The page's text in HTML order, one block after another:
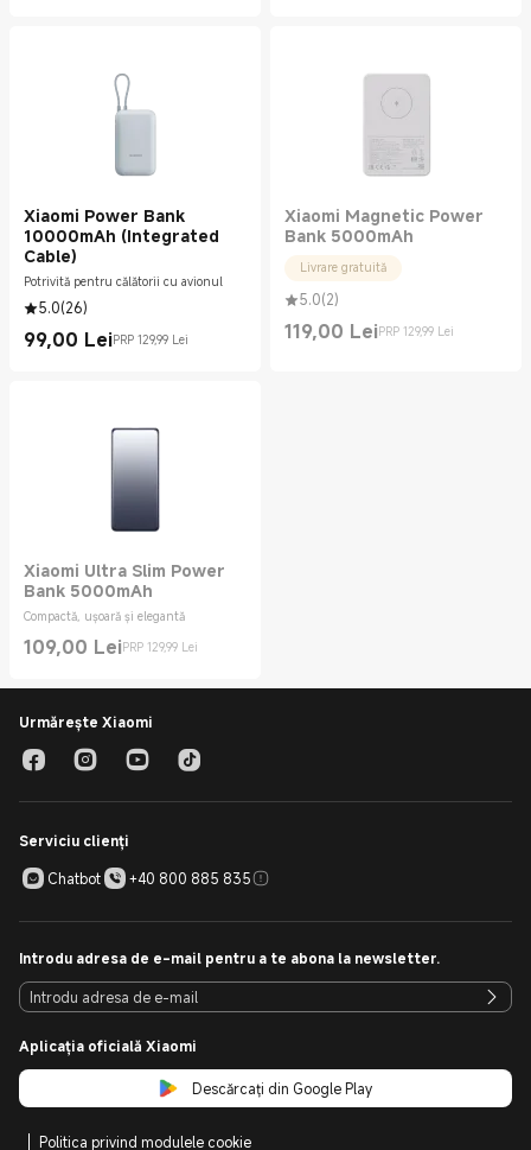
Xiaomi Power Bank
10000mAh (Integrated
Cable)
Potrivită pentru călătorii cu avionul
5.0(26)
99,00 Lei
Current Price Lei99.00PRP 129,99 Lei
Preț de comercializare 129,99 Lei
Xiaomi Magnetic Power
Bank 5000mAh
Livrare gratuită
5.0(2)
119,00 Lei
Current Price Lei119.00PRP 129,99 Lei
Preț de comercializare 129,99 Lei
Xiaomi Ultra Slim Power
Bank 5000mAh
Compactă, ușoară și elegantă
109,00 Lei
Current Price Lei109.00PRP 129,99 Lei
Preț de comercializare 129,99 Lei
Urmărește Xiaomi
Serviciu clienți
Chatbot
+40 800 885 835
Introdu adresa de e-mail pentru a te abona la newsletter.
Aplicația oficială Xiaomi
Descărcați din Google Play
Politica privind modulele cookie